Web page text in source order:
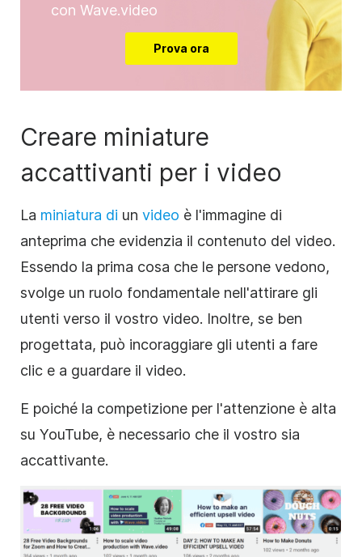
con Wave.video
Prova ora
Creare miniature
accattivanti per i video
La miniatura di un video è l'immagine di
anteprima che evidenzia il contenuto del video.
Essendo la prima cosa che le persone vedono,
svolge un ruolo fondamentale nell'attirare gli
utenti verso il vostro video. Inoltre, se ben
progettata, può incoraggiare gli utenti a fare
clic e a guardare il video.
E poiché la competizione per l'attenzione è alta
su YouTube, è necessario che il vostro sia
accattivante.